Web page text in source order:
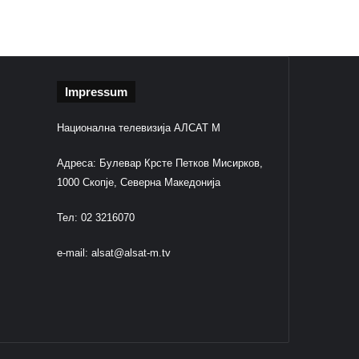
Impressum
Национална телевизија АЛСАТ М
Адреса: Булевар Крсте Петков Мисирков,
1000 Скопје, Северна Македонија
Тел: 02 3216070
e-mail: alsat@alsat-m.tv